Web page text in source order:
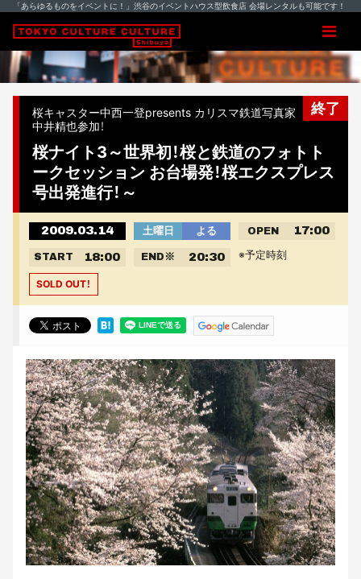
「あらゆるものをイベントに！」渋谷のイベントハウス型飲食店 会場レンタルも可能です！
終了
桜キャスター中西一登presents カリスマ鉄道写真家
中井精也参加！
桜ナイト3～世界初！桜と鉄道のフォトト
ークセッション お台場発！桜エクスプレス
号出発進行！～
2009.03.14 土曜日 よる OPEN 17:00
START 18:00 END ※ 20:30 ※予定時刻
SOLD OUT！